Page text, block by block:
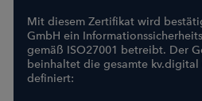
Mit diesem Zertifikat wird
GmbH ein
gemäß ISO27001 betreibt. Der
beinhaltet die gesamte
definiert: